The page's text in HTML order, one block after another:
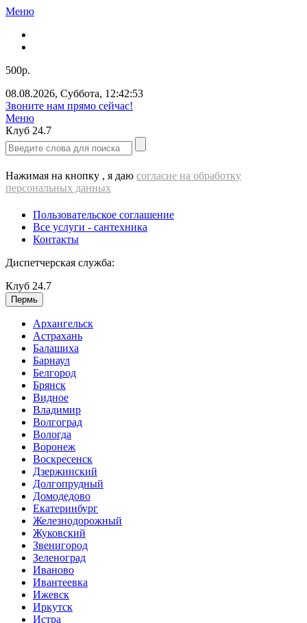
Меню
500р.
08.08.2026, Суббота, 12:42:54
Звоните нам прямо сейчас!
Меню
Клуб 24.7
Нажимая на кнопку , я даю согласие на обработку
персональных данных
Пользовательское соглашение
Все услуги - cантехника
Контакты
Диспетчерская служба:
Клуб 24.7
Пермь
Архангельск
Астрахань
Балашиха
Барнаул
Белгород
Брянск
Видное
Владимир
Волгоград
Вологда
Воронеж
Воскресенск
Дзержинский
Долгопрудный
Домодедово
Екатеринбург
Железнодорожный
Жуковский
Звенигород
Зеленоград
Иваново
Ивантеевка
Ижевск
Иркутск
Истра